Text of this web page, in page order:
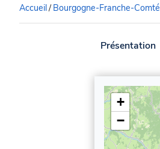
Accueil/ Bourgogne-Franche-Comté
Présentation
+
−